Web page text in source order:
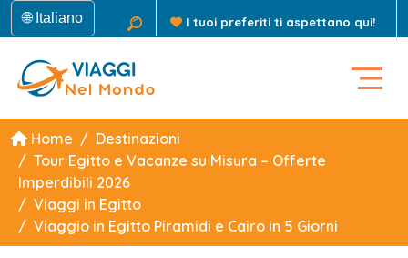
🌐 Italiano I tuoi preferiti ti aspettano qui!
Home
Destinazioni
Tour Egitto e Vacanze su Misura – Offerte
Imperdibili 2026
Viaggi in Egitto
Viaggio in Egitto Piramidi e Cairo in 5 Giorni